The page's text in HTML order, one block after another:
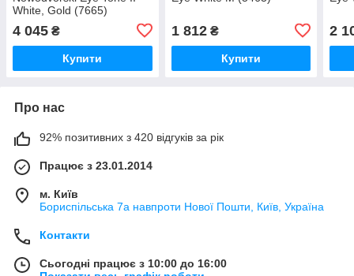
White, Gold (7665)
4 045 ₴
Купити
1 812₴
Купити
2
Про нас
92% позитивних з 420 відгуків за рік
Працює з 23.01.2014
м. Київ
Бориспільська 7а навпроти Нової Пошти, Київ, Україна
Контакти
Сьогодні працює з 10:00 до 16:00